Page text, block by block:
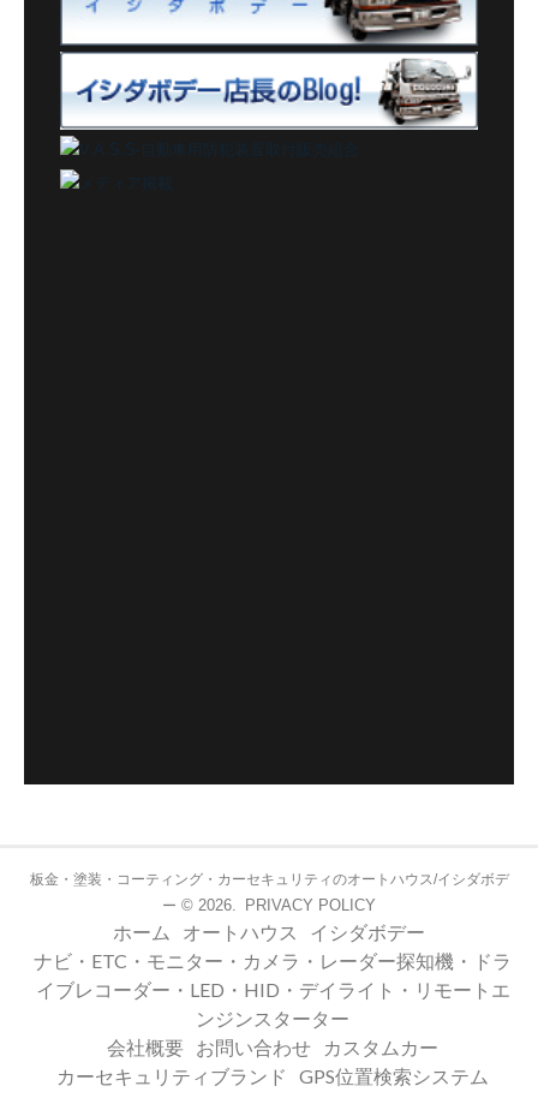
板金・塗装・コーティング・カーセキュリティのオートハウス/イシダボデ
ー © 2026. PRIVACY POLICY
ホーム オートハウス
イシダボデー
ナビ・ETC・モニター・カメラ・レーダー探知機・ドラ
イブレコーダー・LED・HID・デイライト・リモートエ
ンジンスターター
会社概要 お問い合わせ
カスタムカー
カーセキュリティブランド
GPS位置検索システム